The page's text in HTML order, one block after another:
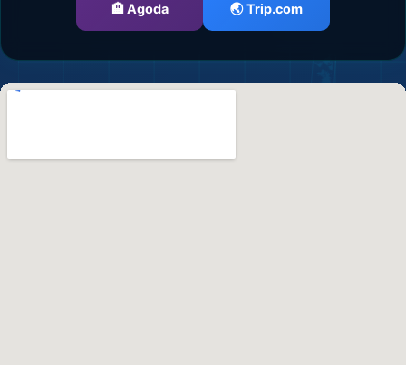
🏨 Agoda 🌏 Trip.com